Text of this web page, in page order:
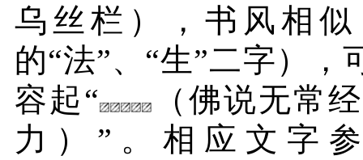
乌丝栏），书风相
的“法”、“生”二字）
容起“
（佛说无常
力）”。相应文字